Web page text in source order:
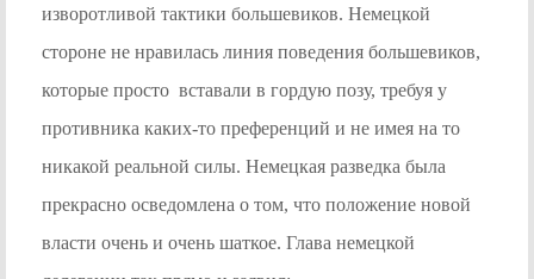
изворотливой тактики большевиков. Немецкой
стороне не нравилась линия поведения большевиков,
которые просто вставали в гордую позу, требуя у
противника каких-то преференций и не имея на то
никакой реальной силы. Немецкая разведка была
прекрасно осведомлена о том, что положение новой
власти очень и очень шаткое. Глава немецкой